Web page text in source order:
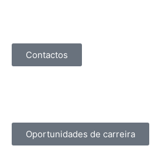
Contactos
Oportunidades de carreira